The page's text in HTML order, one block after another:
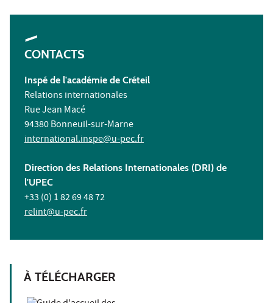
CONTACTS
Inspé de l'académie de Créteil
Relations internationales
Rue Jean Macé
94380 Bonneuil-sur-Marne
international.inspe@u-pec.fr
Direction des Relations Internationales (DRI) de
l'UPEC
+33 (0) 1 82 69 48 72
relint@u-pec.fr
À TÉLÉCHARGER